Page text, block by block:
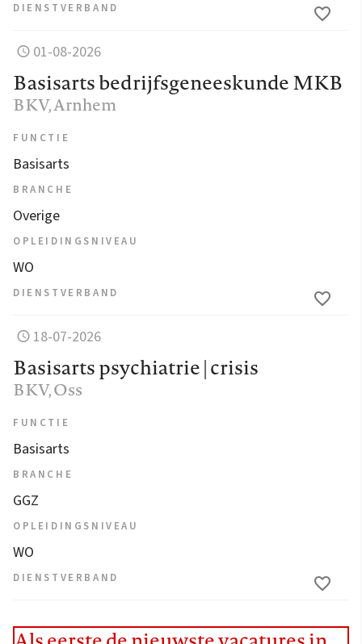
DIENSTVERBAND
01-08-2026
Basisarts bedrijfsgeneeskunde MKB
BKV, Arnhem
FUNCTIE
Basisarts
BRANCHE
Overige
OPLEIDINGSNIVEAU
WO
DIENSTVERBAND
18-07-2026
Basisarts psychiatrie | crisis
BKV, Oss
FUNCTIE
Basisarts
BRANCHE
GGZ
OPLEIDINGSNIVEAU
WO
DIENSTVERBAND